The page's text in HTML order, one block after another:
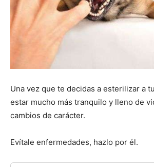
Una vez que te decidas a esterilizar a
estar mucho más tranquilo y lleno de
cambios de carácter.
Evítale enfermedades, hazlo por él.